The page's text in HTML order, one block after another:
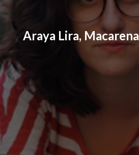
Araya Lira, Macarena